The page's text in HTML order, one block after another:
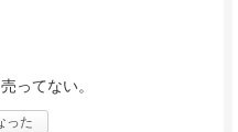
ってない。
った